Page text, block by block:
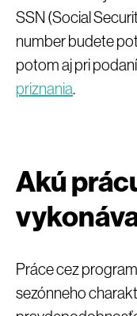
SSN (Social
number budete
potom aj pri podaní
priznania.
Akú
Práce cez
sezónneho